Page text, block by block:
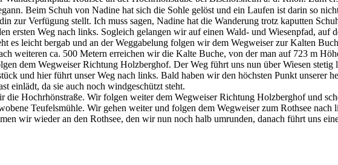
Beim Schuh von Nadine hat sich die Sohle gelöst und ein Laufen ist darin so
zur Verfügung stellt. Ich muss sagen, Nadine hat die Wanderung trotz kaputten
ersten Weg nach links. Sogleich gelangen wir auf einen Wald- und Wiesenpfad, auf
es leicht bergab und an der Weggabelung folgen wir dem Wegweiser zur Kalten
weiteren ca. 500 Metern erreichen wir die Kalte Buche, von der man auf 723 m
dem Wegweiser Richtung Holzberghof. Der Weg führt uns nun über Wiesen
und hier führt unser Weg nach links. Bald haben wir den höchsten Punkt unserer
einlädt, da sie auch noch windgeschützt steht.
die Hochrhönstraße. Wir folgen weiter dem Wegweiser Richtung Holzberghof und
Teufelsmühle. Wir gehen weiter und folgen dem Wegweiser zum Rothsee
wir wieder an den Rothsee, den wir nun noch halb umrunden, danach führt uns